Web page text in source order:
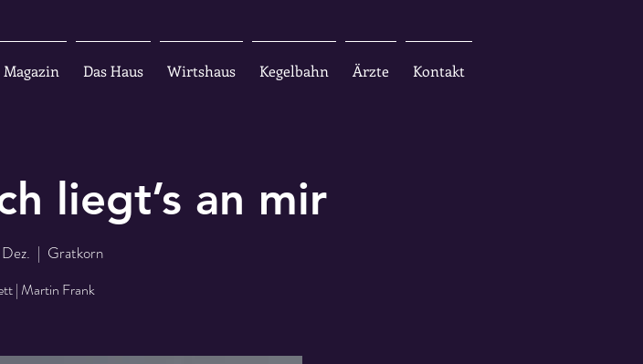
Magazin Das Haus Wirtshaus Kegelbahn Ärzte Kontakt
liegt’s an mir
  |
Gratkorn
| Martin Frank